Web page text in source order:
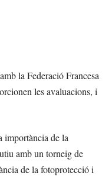
la Federació Francesa
les avaluacions, i
importància de la
amb un torneig de
de la fotoprotecció i